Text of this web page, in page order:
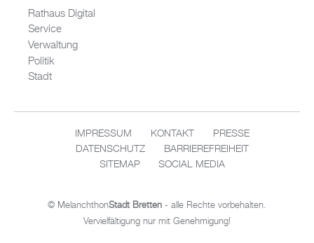
Rathaus Digital
Service
Verwaltung
Politik
Stadt
IMPRESSUM KONTAKT
PRESSE
DATENSCHUTZ
BARRIEREFREIHEIT
SITEMAP
SOCIAL MEDIA
© MelanchthonStadt Bretten - alle Rechte vorbehalten.
Vervielfältigung nur mit Genehmigung!